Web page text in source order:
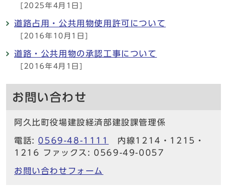
[2025年4月1日]
道路占用・公共用物使用許可について
[2016年10月1日]
道路・公共用物の承認工事について
[2016年4月1日]
お問い合わせ
阿久比町役場建設経済部建設課管理係
電話: 0569-48-1111
内線1214・1215・
1216 ファックス: 0569-49-0057
お問い合わせフォーム